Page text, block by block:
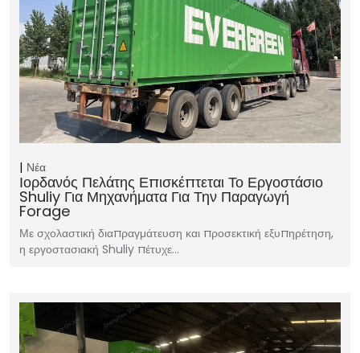
Νέα
Ιορδανός Πελάτης Επισκέπτεται Το Εργοστάσιο
Shuliy Για Μηχανήματα Για Την Παραγωγή
Forage
Με σχολαστική διαπραγμάτευση και προσεκτική εξυπηρέτηση,
η εργοστασιακή Shuliy πέτυχε…